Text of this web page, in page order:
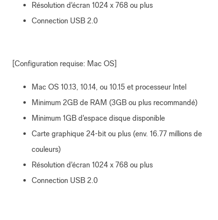
Résolution d'écran 1024 x 768 ou plus
Connection USB 2.0
[Configuration requise: Mac OS]
Mac OS 10.13, 10.14, ou 10.15 et processeur Intel
Minimum 2GB de RAM (3GB ou plus recommandé)
Minimum 1GB d'espace disque disponible
Carte graphique 24-bit ou plus (env. 16.77 millions de
couleurs)
Résolution d'écran 1024 x 768 ou plus
Connection USB 2.0